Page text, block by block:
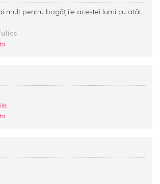
mult pentru bogățiile acestei lumi cu atât